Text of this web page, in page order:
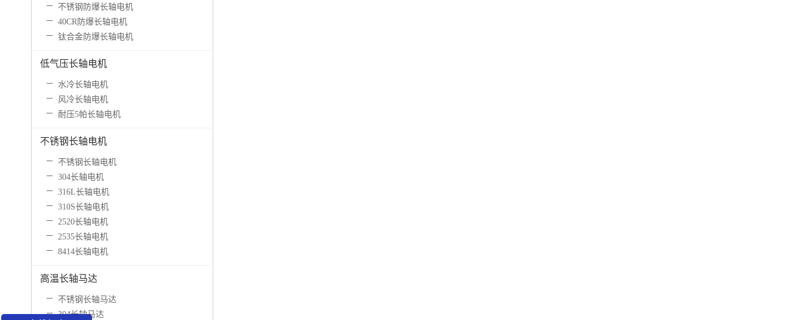
不锈钢防爆长轴电机
40CR防爆长轴电机
钛合金防爆长轴电机
低气压长轴电机
水冷长轴电机
风冷长轴电机
耐压5帕长轴电机
不锈钢长轴电机
不锈钢长轴电机
304长轴电机
316L长轴电机
310S长轴电机
2520长轴电机
2535长轴电机
8414长轴电机
高温长轴马达
不锈钢长轴马达
304长轴马达